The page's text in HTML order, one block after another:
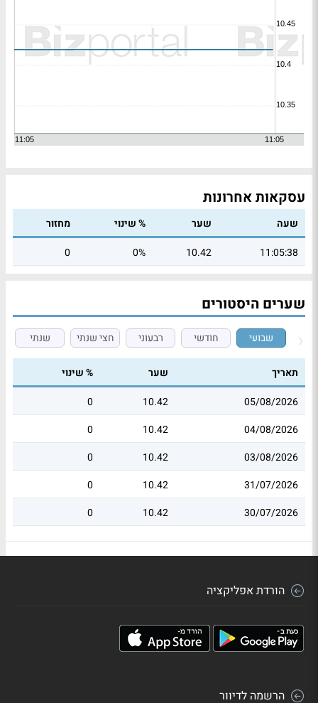
עסקאות אחרונות
שעה שער % שינוי
מחזור
11:05:38
10.42
0%
0
שערים היסטורים
שבועי חודשי רבעוני חצי שנתי שנתי
תאריך שער
% שינוי
05/08/2026
10.42
0
04/08/2026
10.42
0
03/08/2026
10.42
0
31/07/2026
10.42
0
30/07/2026
10.42
0
הורדת אפליקציה
הרשמה לדיוור